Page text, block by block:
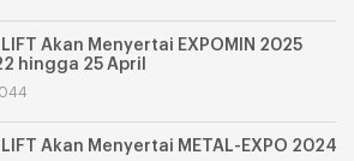
Akan Menyertai EXPOMIN 2025
hingga 25 April
Akan Menyertai METAL-EXPO 2024